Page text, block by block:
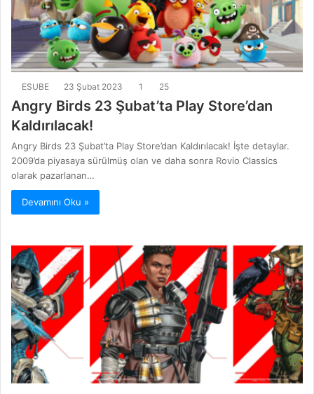
ESUBE 23 Şubat 2023 1 25
Angry Birds 23 Şubat’ta Play Store’dan
Kaldırılacak!
Angry Birds 23 Şubat’ta Play Store’dan Kaldırılacak! İşte detaylar.
2009’da piyasaya sürülmüş olan ve daha sonra Rovio Classics
olarak pazarlanan…
Devamını Oku »